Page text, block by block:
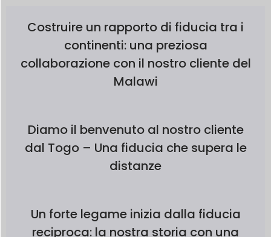
Costruire un rapporto di fiducia tra i
continenti: una preziosa
collaborazione con il nostro cliente del
Malawi
Diamo il benvenuto al nostro cliente
dal Togo – Una fiducia che supera le
distanze
Un forte legame inizia dalla fiducia
reciproca: la nostra storia con una